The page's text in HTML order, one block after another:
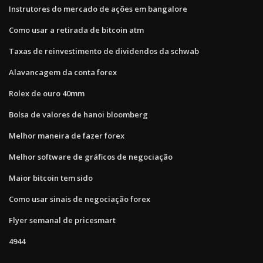
Instrutores do mercado de ações em bangalore
Como usar a retirada de bitcoin atm
Taxas de reinvestimento de dividendos da schwab
Alavancagem da conta forex
Rolex de ouro 40mm
Bolsa de valores de hanoi bloomberg
Melhor maneira de fazer forex
Melhor software de gráficos de negociação
Maior bitcoin tem sido
Como usar sinais de negociação forex
Flyer semanal de pricesmart
4944